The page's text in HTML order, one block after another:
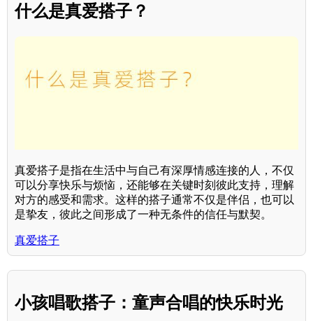
什么是真爱搭子？
真爱搭子是指在生活中与自己有深厚情感连接的人，不仅
可以分享快乐与烦恼，还能够在关键时刻彼此支持，理解
对方的感受和需求。这样的搭子通常不仅是伴侣，也可以
是挚友，彼此之间形成了一种无条件的信任与默契。
真爱搭子
小孩唱歌搭子：童声合唱的快乐时光